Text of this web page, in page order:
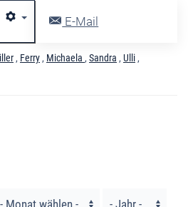
E-Mail
, Ferry , Michaela , Sandra , Ulli ,